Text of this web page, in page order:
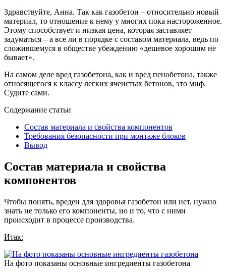
Здравствуйте, Анна. Так как газобетон – относительно новый
материал, то отношение к нему у многих пока настороженное.
Этому способствует и низкая цена, которая заставляет
задуматься – а все ли в порядке с составом материала, ведь по
сложившемуся в обществе убеждению «дешевое хорошим не
бывает».
На самом деле вред газобетона, как и вред пенобетона, также
относящегося к классу легких ячеистых бетонов, это миф.
Судите сами.
Содержание статьи
Состав материала и свойства компонентов
Требования безопасности при монтаже блоков
Вывод
Состав материала и свойства
компонентов
Чтобы понять, вреден для здоровья газобетон или нет, нужно
знать не только его компоненты, но и то, что с ними
происходит в процессе производства.
Итак:
На фото показаны основные ингредиенты газобетона